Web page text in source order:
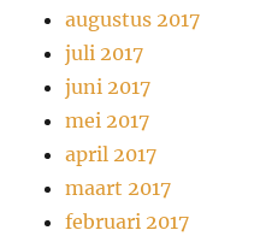
augustus 2017
juli 2017
juni 2017
mei 2017
april 2017
maart 2017
februari 2017